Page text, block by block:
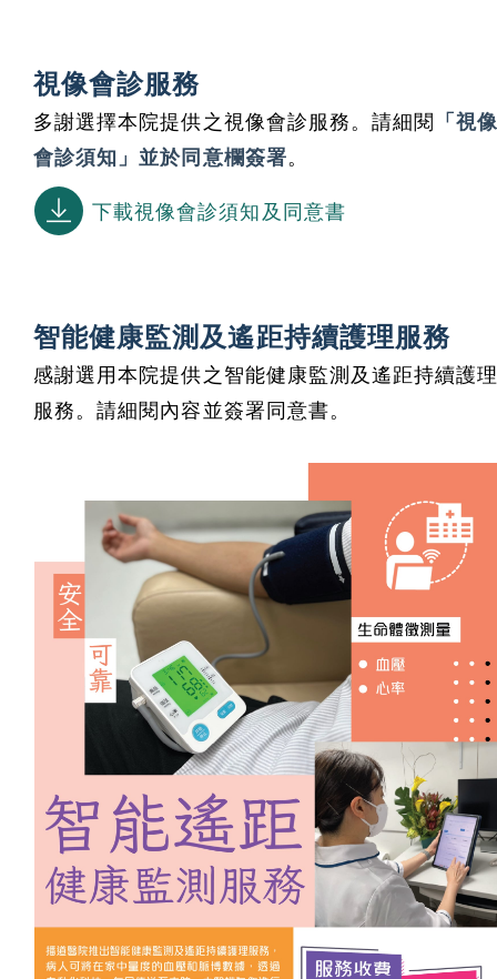
視像會診服務
多謝選擇本院提供之視像會診服務。請細閱 「視
會診須知」並於同意欄簽署。
下載視像會診須知及同意書
智能健康監測及遙距持續護理服務
感謝選用本院提供之智能健康監測及遙距持續護
服務。請細閱內容並簽署同意書。